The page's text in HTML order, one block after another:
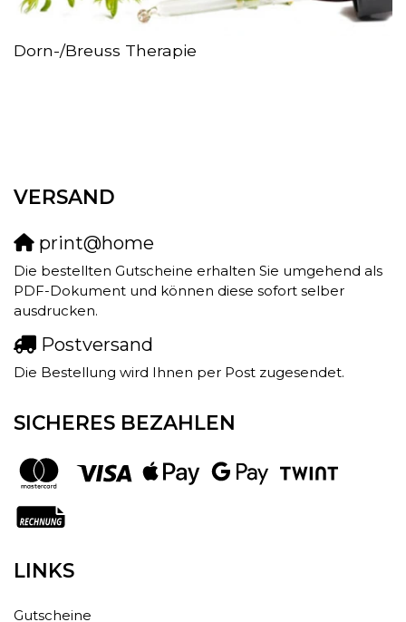
Dorn-/Breuss Therapie
VERSAND
print@home
Die bestellten Gutscheine erhalten Sie umgehend als
PDF-Dokument und können diese sofort selber
ausdrucken.
Postversand
Die Bestellung wird Ihnen per Post zugesendet.
SICHERES BEZAHLEN
LINKS
Gutscheine